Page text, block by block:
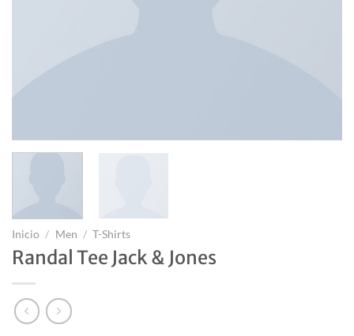
Inicio / Men / T-Shirts
Randal Tee Jack & Jones